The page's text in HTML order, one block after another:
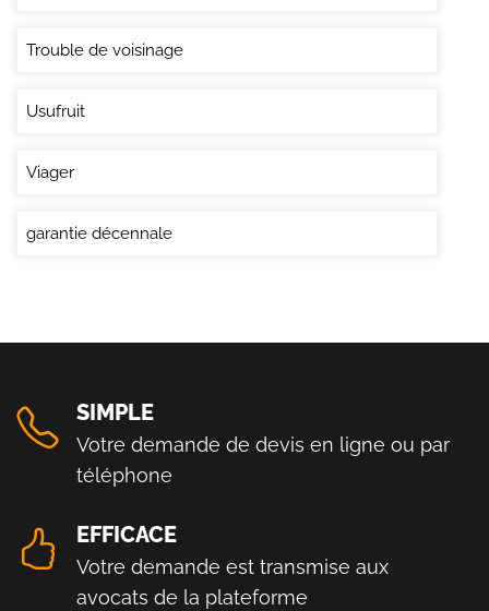
Trouble de voisinage
Usufruit
Viager
garantie décennale
SIMPLE
Votre demande de devis en ligne ou par
téléphone
EFFICACE
Votre demande est transmise aux
avocats de la plateforme